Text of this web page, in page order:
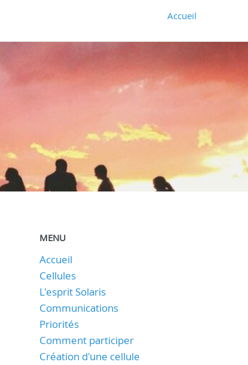
Accueil
MENU
Accueil
Cellules
L'esprit Solaris
Communications
Priorités
Comment participer
Création d'une cellule